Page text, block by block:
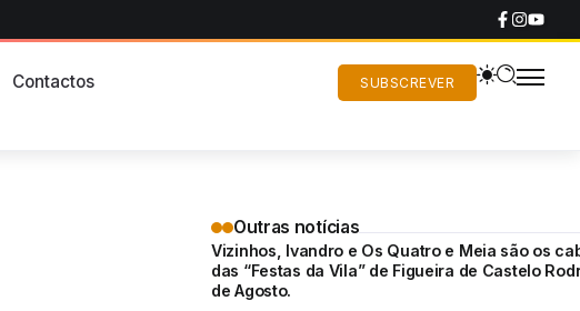
Contactos SUBSCREVER
Outras notícias
Vizinhos, Ivandro e Os Quatro e Meia são os
das “Festas da Vila” de Figueira de Castelo
de Agosto.